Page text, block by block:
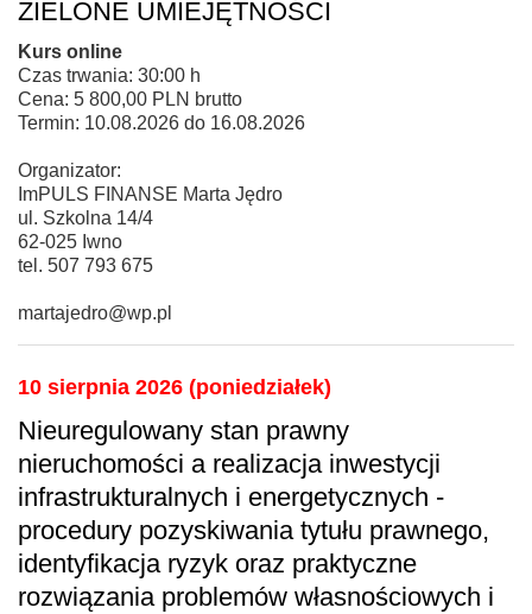
ZIELONE UMIEJĘTNOŚCI
Kurs online
Czas trwania: 30:00 h
Cena: 5 800,00 PLN brutto
Termin: 10.08.2026 do 16.08.2026
Organizator:
ImPULS FINANSE Marta Jędro
ul. Szkolna 14/4
62-025 Iwno
tel. 507 793 675
martajedro@wp.pl
10 sierpnia 2026 (poniedziałek)
Nieuregulowany stan prawny
nieruchomości a realizacja inwestycji
infrastrukturalnych i energetycznych -
procedury pozyskiwania tytułu prawnego,
identyfikacja ryzyk oraz praktyczne
rozwiązania problemów własnościowych i